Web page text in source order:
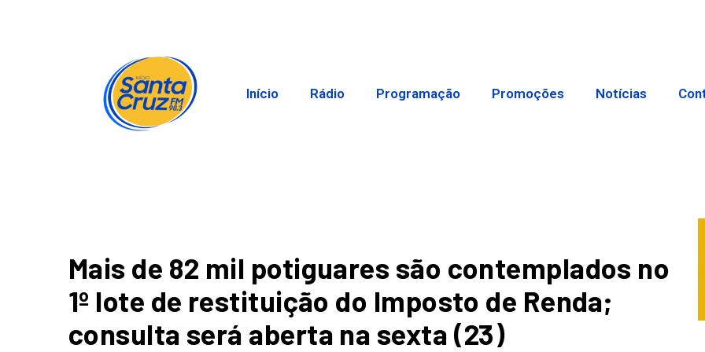
Início Rádio Programação Promoções Notícias
Mais de 82 mil potiguares são contemplados no
1º lote de restituição do Imposto de Renda;
consulta será aberta na sexta (23)